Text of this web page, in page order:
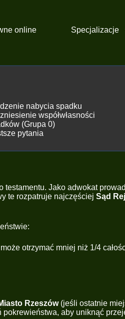
online Specjalizacje
nabycia spadku
współwłasności
(Grupa 0)
pytania
testamentu. Jako adwokat
te rozpatruje najczęściejSąd
otrzymać mniej niż 1/4
Rzeszów(jeśli ostatnie
aby uniknąć